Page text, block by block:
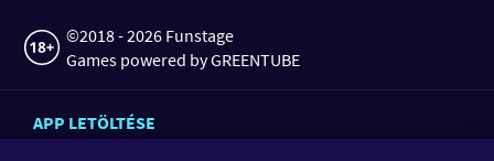
©2018 - 2026 Funstage
Games powered by GREENTUBE
APP LETÖLTÉSE